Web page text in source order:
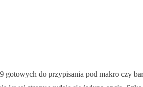
do przypisania pod makro czy